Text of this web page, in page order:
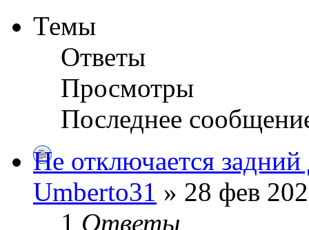
Темы
Ответы
Просмотры
Последнее
Не отключается
Umberto31 » 28 фев
1 Ответы